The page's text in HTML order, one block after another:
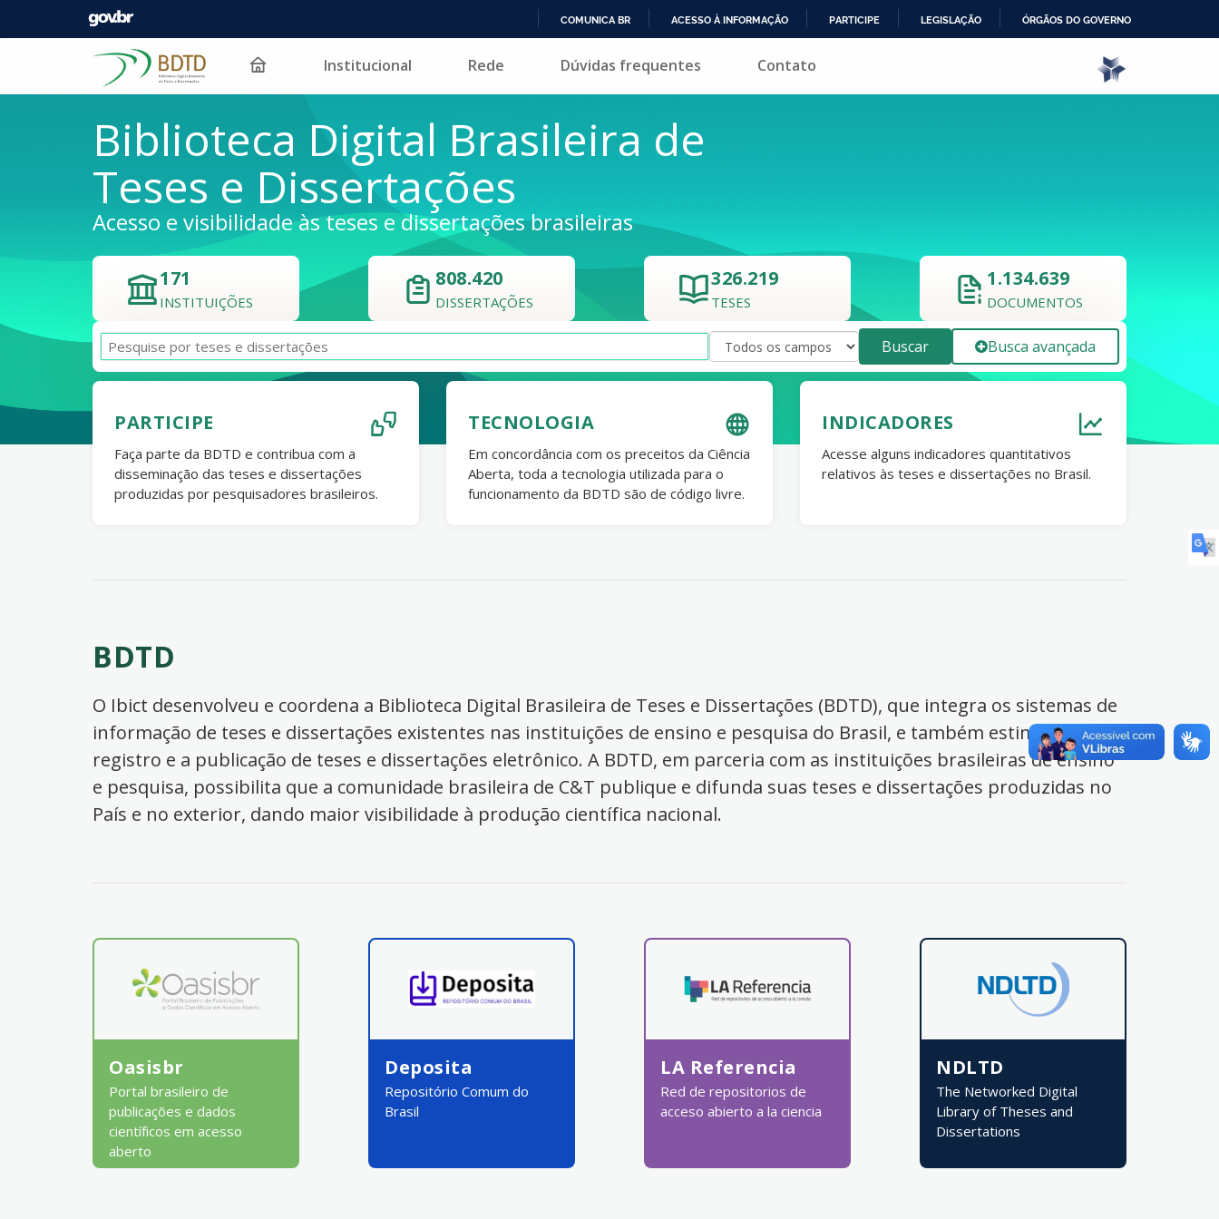
PARA
COMUNICA BR ACESSO À INFORMAÇÃO PARTICIPE LEGISLAÇÃO ÓRGÃOS DO GOVERNO
Pular para o conteúdo Institucional Rede Dúvidas frequentes Contato
Biblioteca Digital Brasileira de
Teses e Dissertações
Acesso e visibilidade às teses e dissertações brasileiras
171
INSTITUIÇÕES
808.420
DISSERTAÇÕES
326.219
TESES
1.134.639
DOCUMENTOS
Buscar Busca avançada
PARTICIPE
Faça parte da BDTD e contribua com a
disseminação das teses e dissertações
produzidas por pesquisadores brasileiros.
TECNOLOGIA
Em concordância com os preceitos da Ciência
Aberta, toda a tecnologia utilizada para o
funcionamento da BDTD são de código livre.
INDICADORES
Acesse alguns indicadores quantitativos
relativos às teses e dissertações no Brasil.
BDTD
O Ibict desenvolveu e coordena a Biblioteca Digital Brasileira de Teses e Dissertações (BDTD), que integra os sistemas de
informação de teses e dissertações existentes nas instituições de ensino e pesquisa do Brasil, e também estimula o
registro e a publicação de teses e dissertações eletrônico. A BDTD, em parceria com as instituições brasileiras de ensino
e pesquisa, possibilita que a comunidade brasileira de C&T publique e difunda suas teses e dissertações produzidas no
País e no exterior, dando maior visibilidade à produção científica nacional.
Oasisbr
Portal brasileiro de
publicações e dados
científicos em acesso
aberto
Deposita
Repositório Comum do
Brasil
LA Referencia
Red de repositorios de
acceso abierto a la ciencia
NDLTD
The Networked Digital
Library of Theses and
Dissertations